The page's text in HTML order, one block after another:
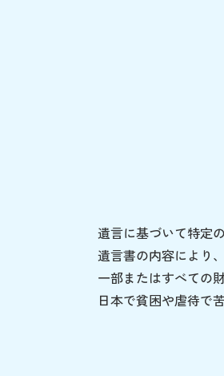
遺言に基づいて特定
遺言書の内容により
一部またはすべての
日本で貧困や虐待で